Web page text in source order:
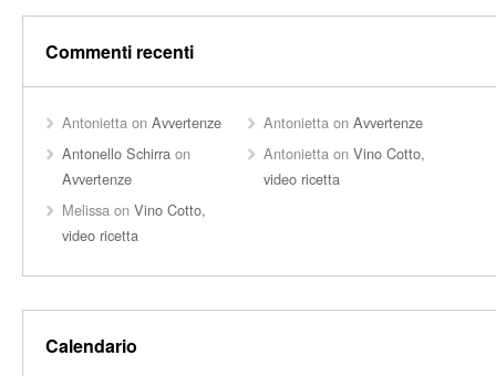
Commenti recenti
Antonietta on Avvertenze Antonietta onAvvertenze
Antonello Schirra on
Avvertenze
Antonietta onVino Cotto,
video ricetta
Melissa on Vino Cotto,
video ricetta
Calendario